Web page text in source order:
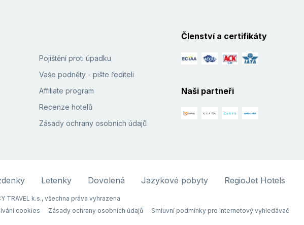
Pojištění proti úpadku
Vaše podněty - pište řediteli
Affiliate program
Recenze hotelů
Zásady ochrany osobních údajů
Členství a certifikáty
Naši partneři
Letenky Dovolená Jazykové pobyty RegioJet Hotels
TRAVEL k.s., všechna práva vyhrazena
cookies Zásady ochrany osobních údajů Smluvní podmínky pro internetový vyhledávač